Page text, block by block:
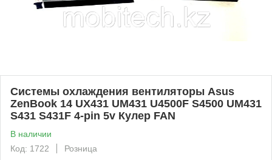
Системы охлаждения вентиляторы Asus
ZenBook 14 UX431 UM431 U4500F S4500 UM431
S431 S431F 4-pin 5v Кулер FAN
В наличии
Код: 1722
Розница